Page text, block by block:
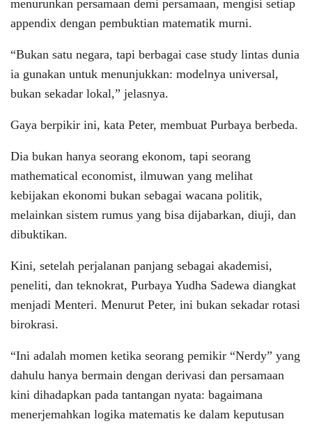
menurunkan persamaan demi persamaan, mengisi setiap
appendix dengan pembuktian matematik murni.
“Bukan satu negara, tapi berbagai case study lintas dunia
ia gunakan untuk menunjukkan: modelnya universal,
bukan sekadar lokal,” jelasnya.
Gaya berpikir ini, kata Peter, membuat Purbaya berbeda.
Dia bukan hanya seorang ekonom, tapi seorang
mathematical economist, ilmuwan yang melihat
kebijakan ekonomi bukan sebagai wacana politik,
melainkan sistem rumus yang bisa dijabarkan, diuji, dan
dibuktikan.
Kini, setelah perjalanan panjang sebagai akademisi,
peneliti, dan teknokrat, Purbaya Yudha Sadewa diangkat
menjadi Menteri. Menurut Peter, ini bukan sekadar rotasi
birokrasi.
“Ini adalah momen ketika seorang pemikir “Nerdy” yang
dahulu hanya bermain dengan derivasi dan persamaan
kini dihadapkan pada tantangan nyata: bagaimana
menerjemahkan logika matematis ke dalam keputusan